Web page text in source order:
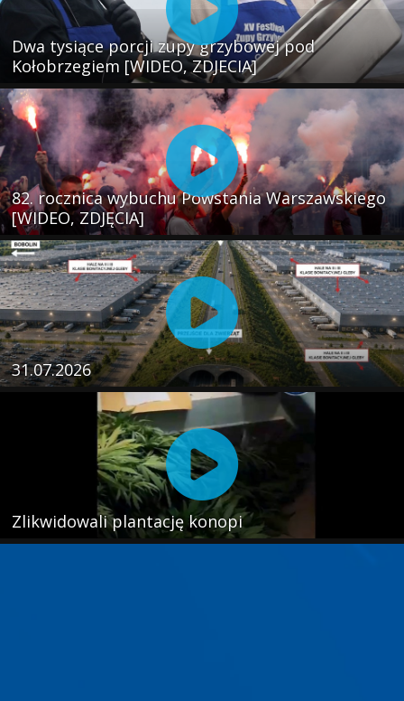
Dwa tysiące porcji zupy grzybowej pod
Kołobrzegiem [WIDEO, ZDJECIA]
82. rocznica wybuchu Powstania Warszawskiego
[WIDEO, ZDJĘCIA]
31.07.2026
Zlikwidowali plantację konopi